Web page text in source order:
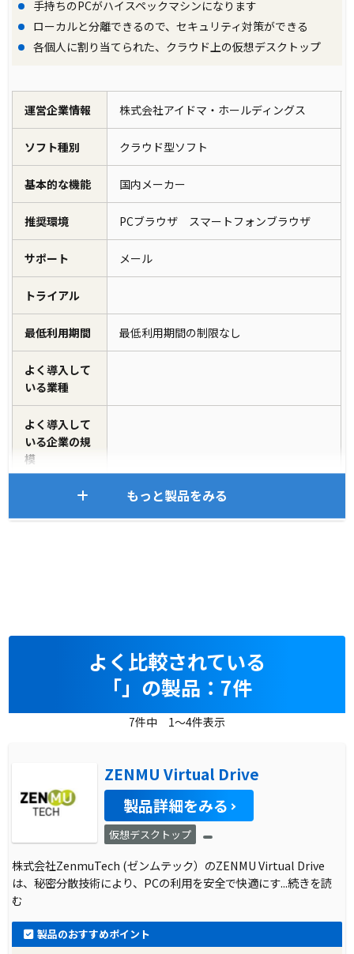
手持ちのPCがハイスペックマシンになります
ローカルと分離できるので、セキュリティ対策ができる
各個人に割り当てられた、クラウド上の仮想デスクトップ
運営企業情報 株式会社アイドマ・ホールディングス
ソフト種別 クラウド型ソフト
基本的な機能 国内メーカー
推奨環境 PCブラウザ スマートフォンブラウザ
サポート メール
トライアル
最低利用期間 最低利用期間の制限なし
よく導入して
いる業種
よく導入して
いる企業の規
模
もっと製品をみる
よく比較されている
「」の製品：7件
7件中 1～4件表示
ZENMU Virtual Drive
製品詳細をみる
仮想デスクトップ
株式会社ZenmuTech (ゼンムテック）のZENMU Virtual Drive
は、秘密分散技術により、PCの利用を安全で快適にす...続きを読
む
製品のおすすめポイント